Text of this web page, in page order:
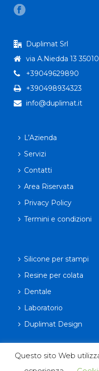
Duplimat Srl
via A.Niedda 13
+39049629890
+390498934323
info@duplimat.it
L’Azienda
Servizi
Contatti
Area Riservata
Privacy Policy
Termini e condizioni
Silicone per stampi
Resine per colata
Dentale
Laboratorio
Duplimat Design
Questo sito Web